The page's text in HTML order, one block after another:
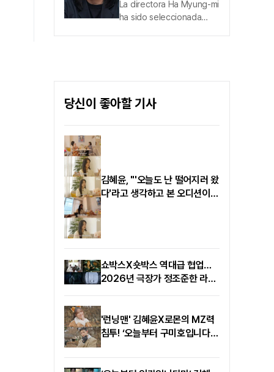
especializado en solistas
hwi.
productora Bechdelian
La directora Ha Myung-mi
ha sido seleccionada
'Bechdel Day',
foco en los valores de la
igualdad de género y la
당신이 좋아할 기사
김혜윤, "'오늘도 난 떨어지러 왔
다'라고 생각하고 본 오디션이
'SKY 캐슬'"
쇼박스X숏박스 역대급 협업…
2026년 극장가 정조준한 라인
'런닝맨' 김혜윤X로몬의 MZ력
침투! ‘오늘부터 구미호입니다
만’ 레이스